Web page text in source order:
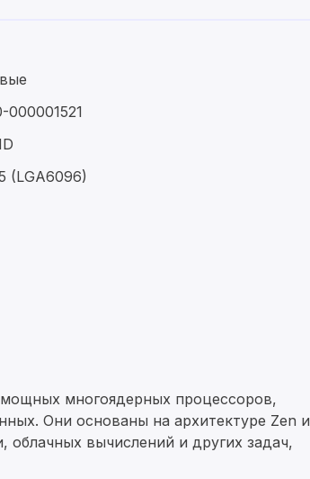
000001521
(LGA6096)
многоядерных процессоров,
Они основаны на архитектуре Zen и
облачных вычислений и других задач,